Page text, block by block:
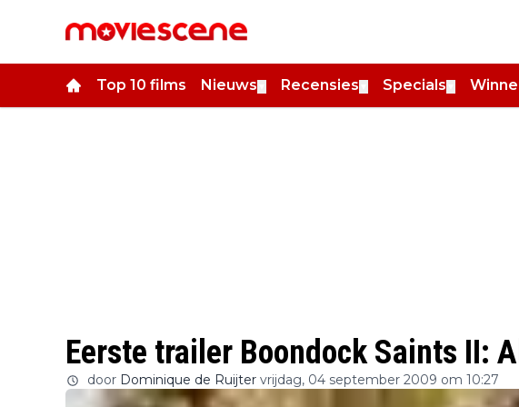
Top 10 films Nieuws Recensies Specials
Eerste trailer Boondock Saints II:
door Dominique de Ruijter vrijdag, 04 september 2009 om 10:27